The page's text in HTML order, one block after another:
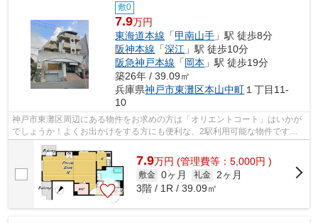
敷0
7.9万円
東海道本線 「甲南山手 」駅 徒歩8分
阪神本線 「深江 」駅 徒歩10分
阪急神戸本線 「岡本 」駅 徒歩19分
築26年 / 39.09㎡
兵庫県神戸市東灘区本山中町 １丁目11-
10
神戸市東灘区周辺にある物件をお求めの方は「オリエントコート」はいかが
でしょうか！よくお出かけをする方にも便利な、2駅利用可能な物件です！
通風良好の物件なのでいつでも新鮮な空...
7.9万円 (管理費等：5,000円 )
敷金 0ヶ月 礼金
2ヶ月
3階 / 1R / 39.09㎡